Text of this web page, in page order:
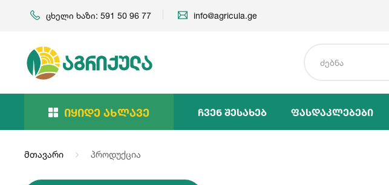
ცხელი ხაზი: 591 50 96 77 info@agricula.ge
Იყიდე Ახლავე Ჩვენ Შესახებ Ფასდაკლებები
მთავარი პროდუქცია